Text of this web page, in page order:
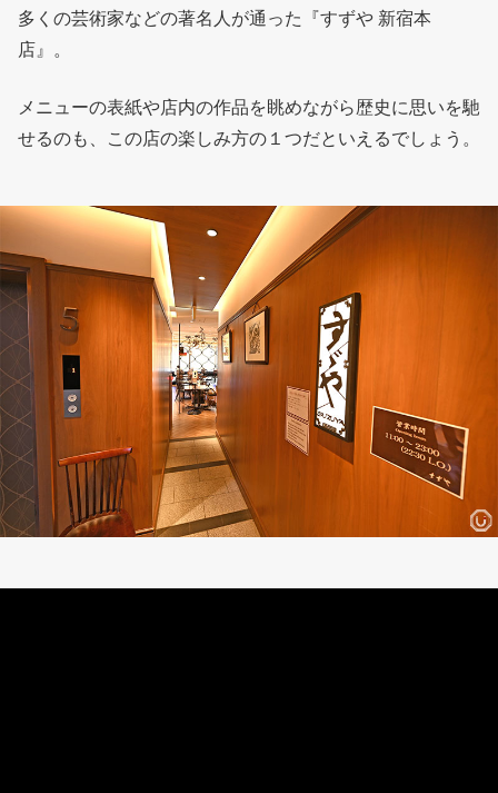
多くの芸術家などの著名人が通った『すずや 新宿本
店』。
メニューの表紙や店内の作品を眺めながら歴史に思いを馳
せるのも、この店の楽しみ方の１つだといえるでしょう。